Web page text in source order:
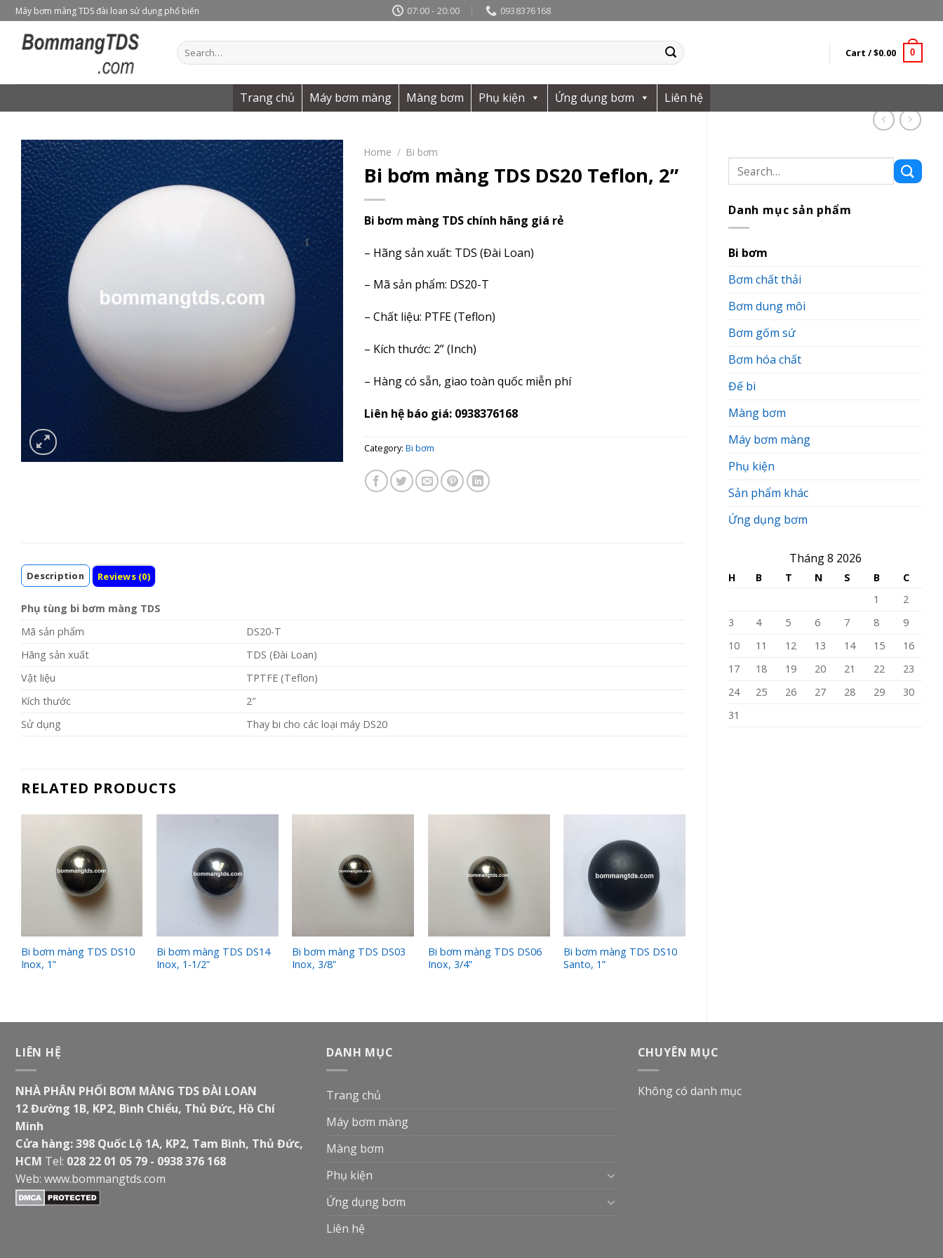
Skip
to
content
Máy bơm màng TDS đài loan sử dụng phổ biến 07:00 - 20:00 0938376168
Search
for:
Cart /$0.00 0
Trang chủ Máy bơm màng Màng bơm Phụ kiện Ứng dụng bơm Liên hệ
Search
for:
Danh mục sản phẩm
Bi bơm
Bơm chất thải
Bơm dung môi
Bơm gốm sứ
Bơm hóa chất
Đế bi
Màng bơm
Máy bơm màng
Phụ kiện
Sản phẩm khác
Ứng dụng bơm
Tháng 8 2026
H B T N S B
C
1
2
3
4 5 6 7 8
9
10
11 12 13 14 15
16
17
18 19 20 21 22
23
24
25 26 27 28 29
30
31
Home / Bi bơm
Bi bơm màng TDS DS20 Teflon, 2”
Bi bơm màng TDS chính hãng giá rẻ
– Hãng sản xuất: TDS (Đài Loan)
– Mã sản phẩm: DS20-T
– Chất liệu: PTFE (Teflon)
– Kích thước: 2” (Inch)
– Hàng có sẵn, giao toàn quốc miễn phí
Liên hệ báo giá: 0938376168
Category: Bi bơm
Description Reviews (0)
Phụ tùng bi bơm màng TDS
Mã sản phẩm
DS20-T
Hãng sản xuất
TDS (Đài Loan)
Vật liệu
TPTFE (Teflon)
Kích thước
2″
Sử dụng
Thay bi cho các loại máy DS20
RELATED PRODUCTS
Bi bơm màng TDS DS10
Inox, 1”
Bi bơm màng TDS DS14
Inox, 1-1/2”
Bi bơm màng TDS DS03
Inox, 3/8”
Bi bơm màng TDS DS06
Inox, 3/4”
Bi bơm màng TDS DS10
Santo, 1”
LIÊN HỆ
NHÀ PHÂN PHỐI BƠM MÀNG TDS ĐÀI LOAN
12 Đường 1B, KP2, Bình Chiểu, Thủ Đức, Hồ Chí
Minh
Cửa hàng: 398 Quốc Lộ 1A, KP2, Tam Bình, Thủ Đức,
HCM Tel: 028 22 01 05 79 - 0938 376 168
Web: www.bommangtds.com
DANH MỤC
Trang chủ
Máy bơm màng
Màng bơm
Phụ kiện
Ứng dụng bơm
Liên hệ
CHUYÊN MỤC
Không có danh mục